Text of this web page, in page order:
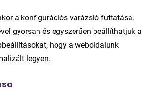
a konfigurációs varázsló futtatása.
gyorsan és egyszerűen beállíthatjuk a
hogy a weboldalunk
legyen.